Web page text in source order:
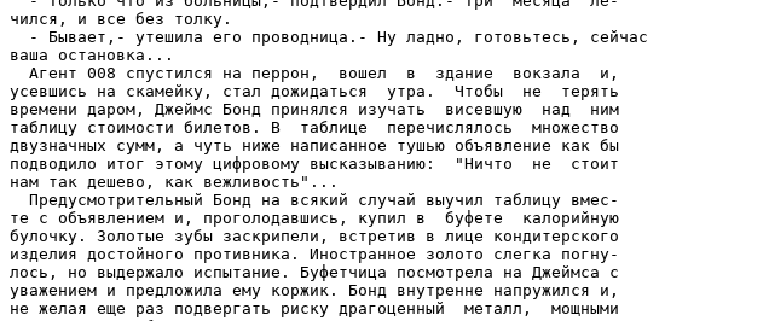
чился, и все без толку.
  - Бывает,- утешила его проводница.- Ну ладно, готовьтесь, сейчас
ваша остановка...
  Агент 008 спустился на перрон,  вошел  в  здание  вокзала  и,
усевшись на скамейку, стал дожидаться  утра.  Чтобы  не  терять
времени даром, Джеймс Бонд принялся изучать  висевшую  над  ним
таблицу стоимости билетов. В  таблице  перечислялось  множество
двузначных сумм, а чуть ниже написанное тушью объявление как бы
подводило итог этому цифровому высказыванию:  "Ничто  не  стоит
нам так дешево, как вежливость"...
  Предусмотрительный Бонд на всякий случай выучил таблицу вмес-
те с объявлением и, проголодавшись, купил в  буфете  калорийную
булочку. Золотые зубы заскрипели, встретив в лице кондитерского
изделия достойного противника. Иностранное золото слегка погну-
лось, но выдержало испытание. Буфетчица посмотрела на Джеймса с
уважением и предложила ему коржик. Бонд внутренне напружился и,
не желая еще раз подвергать риску драгоценный  металл,  мощными